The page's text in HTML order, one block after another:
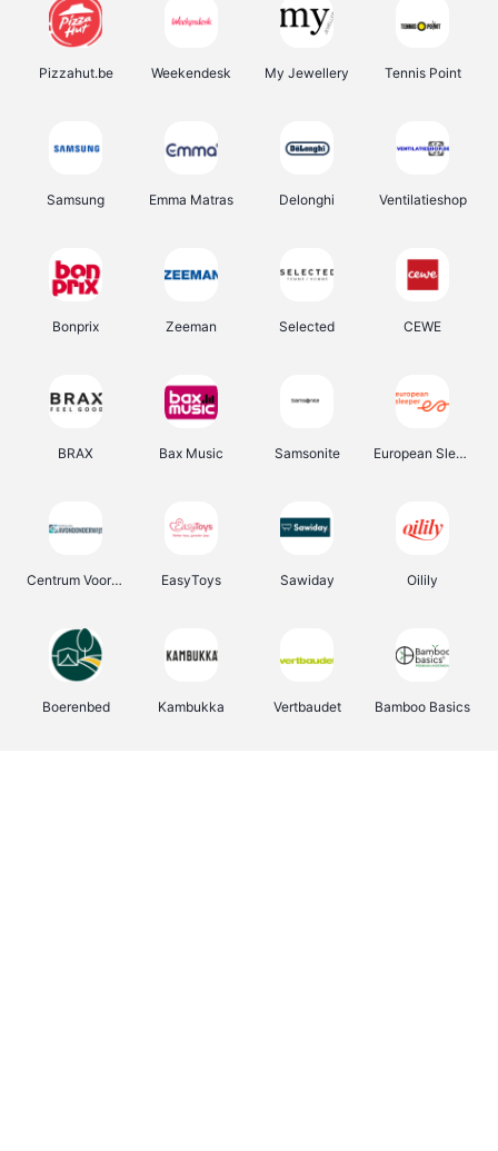
Pizzahut.be Weekendesk My Jewellery Tennis Point
Samsung Emma Matras Delonghi Ventilatieshop
Bonprix Zeeman Selected CEWE
BRAX Bax Music Samsonite European Sleeper
Centrum Voor Avondonderwijs EasyToys Sawiday Oilily
Boerenbed Kambukka Vertbaudet Bamboo Basics